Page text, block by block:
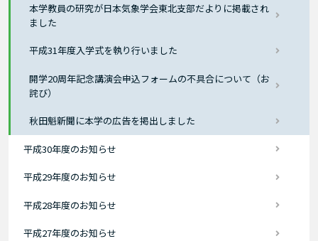
本学教員の研究が日本気象学会東北支部だよりに掲載され
ました
平成31年度入学式を執り行いました
開学20周年記念講演会申込フォームの不具合について（お
詫び）
秋田魁新聞に本学の広告を掲出しました
平成30年度のお知らせ
平成29年度のお知らせ
平成28年度のお知らせ
平成27年度のお知らせ